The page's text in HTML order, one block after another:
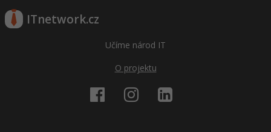
Windows
Fórum
ITnetwork.cz
Učíme národ IT
O projektu